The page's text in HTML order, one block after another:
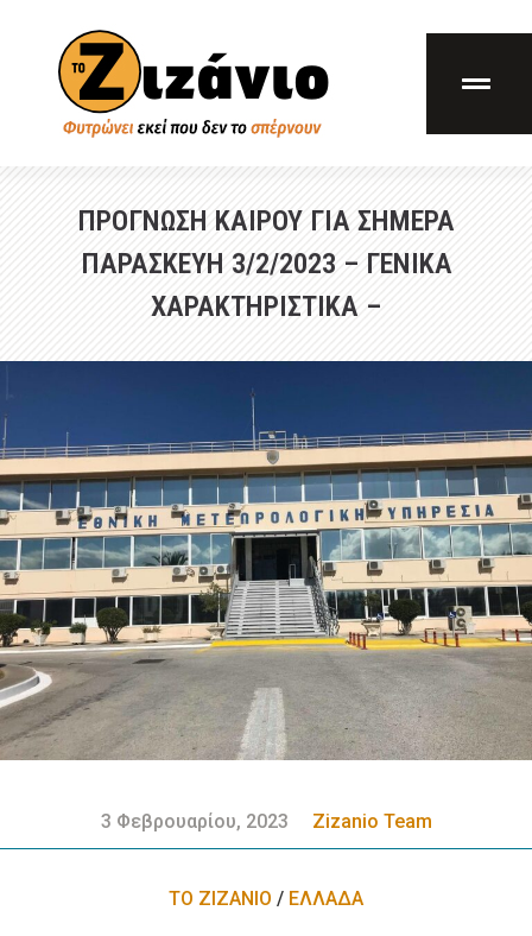
ΠΡΟΓΝΩΣΗ ΚΑΙΡΟΥ ΓΙΑ ΣΗΜΕΡΑ
ΠΑΡΑΣΚΕΥΗ 3/2/2023 – ΓΕΝΙΚΑ
ΧΑΡΑΚΤΗΡΙΣΤΙΚΑ –
3 Φεβρουαρίου, 2023 Zizanio Team
ΤΟ ΖΙΖΑΝΙΟ / ΕΛΛΑΔA